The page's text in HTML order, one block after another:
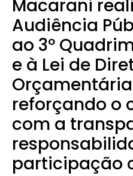
Macarani
Audiência
ao 3º
e à Lei de
reforçando o
com a
participação